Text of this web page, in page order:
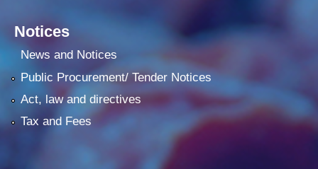
Notices
News and Notices
Public Procurement/ Tender Notices
Act, law and directives
Tax and Fees